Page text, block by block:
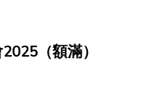
（額滿）